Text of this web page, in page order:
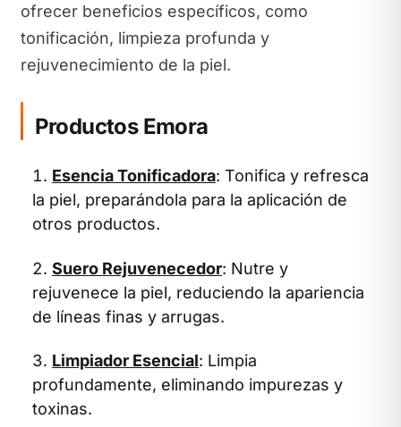
ofrecer beneficios específicos, como
tonificación, limpieza profunda y
rejuvenecimiento de la piel.
Productos Emora
Esencia Tonificadora: Tonifica y refresca
la piel, preparándola para la aplicación de
otros productos.
Suero Rejuvenecedor: Nutre y
rejuvenece la piel, reduciendo la apariencia
de líneas finas y arrugas.
Limpiador Esencial: Limpia
profundamente, eliminando impurezas y
toxinas.